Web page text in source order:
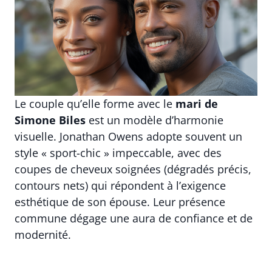
Le couple qu’elle forme avec le mari de
Simone Biles est un modèle d’harmonie
visuelle. Jonathan Owens adopte souvent un
style « sport-chic » impeccable, avec des
coupes de cheveux soignées (dégradés précis,
contours nets) qui répondent à l’exigence
esthétique de son épouse. Leur présence
commune dégage une aura de confiance et de
modernité.